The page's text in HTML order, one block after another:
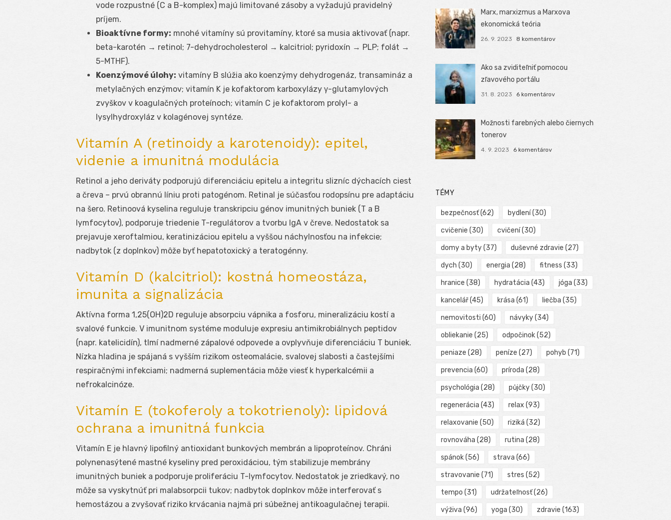
vode rozpustné (C a B-komplex) majú limitované zásoby a vyžadujú pravidelný
príjem.
Bioaktívne formy: mnohé vitamíny sú provitamíny, ktoré sa musia aktivovať (napr.
beta-karotén → retinol; 7-dehydrocholesterol → kalcitriol; pyridoxín → PLP; folát →
5-MTHF).
Koenzýmové úlohy: vitamíny B slúžia ako koenzýmy dehydrogenáz, transamináz a
metylačných enzýmov; vitamín K je kofaktorom karboxylázy γ-glutamylových
zvyškov v koagulačných proteínoch; vitamín C je kofaktorom prolyl- a
lysylhydroxyláz v kolagénovej syntéze.
Vitamín A (retinoidy a karotenoidy): epitel,
videnie a imunitná modulácia
Retinol a jeho deriváty podporujú diferenciáciu epitelu a integritu slizníc dýchacích ciest
a čreva – prvú obrannú líniu proti patogénom. Retinal je súčasťou rodopsínu pre adaptáciu
na šero. Retinoová kyselina reguluje transkripciu génov imunitných buniek (T a B
lymfocytov), podporuje triedenie T-regulátorov a tvorbu IgA v čreve. Nedostatok sa
prejavuje xeroftalmiou, keratinizáciou epitelu a vyššou náchylnosťou na infekcie;
nadbytok (z doplnkov) môže byť hepatotoxický a teratogénny.
Vitamín D (kalcitriol): kostná homeostáza,
imunita a signalizácia
Aktívna forma 1,25(OH)2D reguluje absorpciu vápnika a fosforu, mineralizáciu kostí a
svalové funkcie. V imunitnom systéme moduluje expresiu antimikrobiálnych peptidov
(napr. katelicidín), tlmí nadmerné zápalové odpovede a ovplyvňuje diferenciáciu T buniek.
Nízka hladina je spájaná s vyšším rizikom osteomalácie, svalovej slabosti a častejšími
respiračnými infekciami; nadmerná suplementácia môže viesť k hyperkalcémii a
nefrokalcinóze.
Vitamín E (tokoferoly a tokotrienoly): lipidová
ochrana a imunitná funkcia
Vitamín E je hlavný lipofilný antioxidant bunkových membrán a lipoproteínov. Chráni
polynenasýtené mastné kyseliny pred peroxidáciou, tým stabilizuje membrány
imunitných buniek a podporuje proliferáciu T-lymfocytov. Nedostatok je zriedkavý, no
môže sa vyskytnúť pri malabsorpcii tukov; nadbytok doplnkov môže interferovať s
hemostázou a zvyšovať riziko krvácania najmä pri súbežnej antikoagulačnej terapii.
Marx, marxizmus a Marxova
ekonomická teória
26. 9. 2023 8 komentárov
Ako sa zviditeľniť pomocou
zľavového portálu
31. 8. 2023 6 komentárov
Možnosti farebných alebo čiernych
tonerov
4. 9. 2023 6 komentárov
TÉMY
bezpečnosť(62) bydlení(30)
cvičenie (30) cvičení(30)
domy a byty(37) duševné zdravie (27)
dych (30) energia (28) fitness (33)
hranice (38) hydratácia (43) jóga (33)
kancelář(45) krása (61) liečba (35)
nemovitosti (60) návyky(34)
obliekanie (25) odpočinok(52)
peniaze (28) peníze (27) pohyb (71)
prevencia (60) príroda (28)
psychológia (28) půjčky(30)
regenerácia (43) relax (93)
relaxovanie (50) riziká (32)
rovnováha (28) rutina (28)
spánok(56) strava (66)
stravovanie (71) stres (52)
tempo (31) udržateľnosť(26)
výživa (96) yoga (30) zdravie (163)